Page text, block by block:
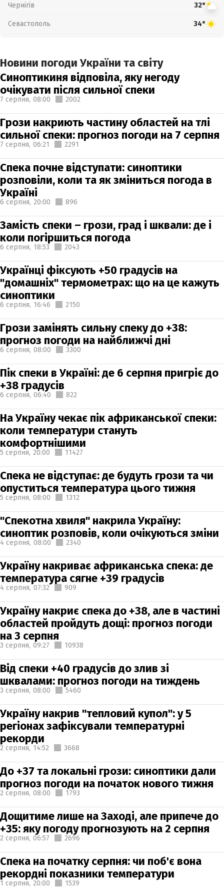
Чернігів 32°
Севастополь 34°
Новини погоди України та світу
Синоптикиня відповіла, яку негоду
очікувати після сильної спеки
7 серпня, 08:00 2002
Грози накриють частину областей на тлі
сильної спеки: прогноз погоди на 7 серпня
7 серпня, 06:21 2291
Спека почне відступати: синоптики
розповіли, коли та як зміниться погода в
Україні
6 серпня, 20:00 896
Замість спеки – грози, град і шквали: де і
коли погіршиться погода
6 серпня, 18:53 2043
Українці фіксують +50 градусів на
"домашніх" термометрах: що на це кажуть
синоптики
6 серпня, 16:46 2150
Грози замінять сильну спеку до +38:
прогноз погоди на найближчі дні
6 серпня, 08:00 3300
Пік спеки в Україні: де 6 серпня пригріє до
+38 градусів
6 серпня, 06:40 822
На Україну чекає пік африканської спеки:
коли температури стануть
комфортнішими
5 серпня, 20:00 11427
Спека не відступає: де будуть грози та чи
опуститься температура цього тижня
5 серпня, 08:00 1312
"Спекотна хвиля" накрила Україну:
синоптик розповів, коли очікуються зміни
4 серпня, 08:00 2340
Україну накриває африканська спека: де
температура сягне +39 градусів
4 серпня, 07:32 909
Україну накриє спека до +38, але в частині
областей пройдуть дощі: прогноз погоди
на 3 серпня
3 серпня, 09:27 10938
Від спеки +40 градусів до злив зі
шквалами: прогноз погоди на тиждень
3 серпня, 08:00 5460
Україну накрив "тепловий купол": у 5
регіонах зафіксували температурні
рекорди
2 серпня, 14:52 3668
До +37 та локальні грози: синоптики дали
прогноз погоди на початок нового тижня
2 серпня, 08:00 1793
Дощитиме лише на Заході, але припече до
+35: яку погоду прогнозують на 2 серпня
2 серпня, 06:57 2696
Спека на початку серпня: чи поб'є вона
рекордні показники температури
1 серпня, 20:00 1539